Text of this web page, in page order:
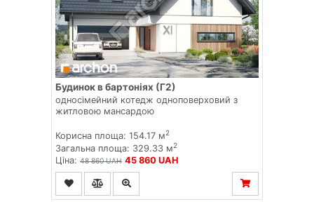
Будинок в бартоніях (Г2)
односімейний котедж одноповерховий з
житловою мансардою
Корисна площа: 154.17 м2
Загальна площа: 329.33 м2
Ціна: 48 860 UAH 45 860 UAH